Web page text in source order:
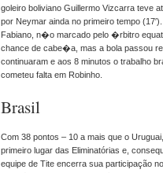
goleiro boliviano Guillermo Vizcarra teve
por Neymar ainda no primeiro tempo
Fabiano, n�o marcado pelo �rbitro
chance de cabe�a, mas a bola passou
continuaram e aos 8 minutos o trabalho
cometeu falta em Robinho.
Brasil
Com 38 pontos – 10 a mais que o
primeiro lugar das Eliminatórias e,
equipe de Tite encerra sua participação